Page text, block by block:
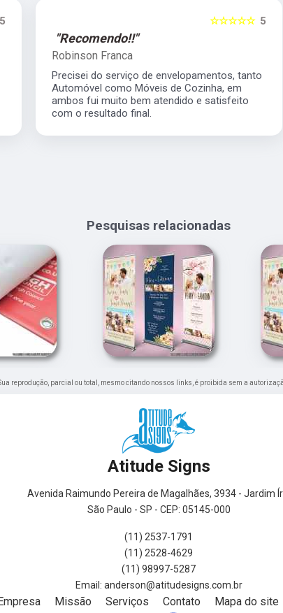
5 5
☆☆☆☆☆
"Recomendo!!"
Robinson Franca
Precisei do serviço de envelopamentos, tanto
Automóvel como Móveis de Cozinha, em
ambos fui muito bem atendido e satisfeito
com o resultado final.
Pesquisas relacionadas
reprodução, parcial ou total, mesmo citando nossos links, é proibida sem a
Atitude Signs
Avenida Raimundo Pereira de Magalhães, 3934 - Jardim
São Paulo - SP - CEP: 05145-000
(11) 2537-1791
(11) 2528-4629
(11) 98997-5287
Missão Serviços Contato Mapa do site